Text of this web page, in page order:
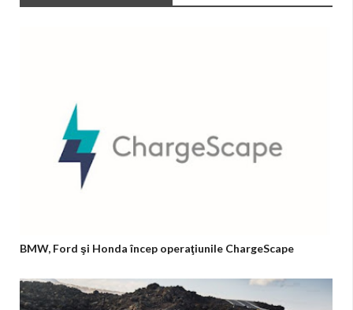
BMW, Ford şi Honda încep operaţiunile ChargeScape